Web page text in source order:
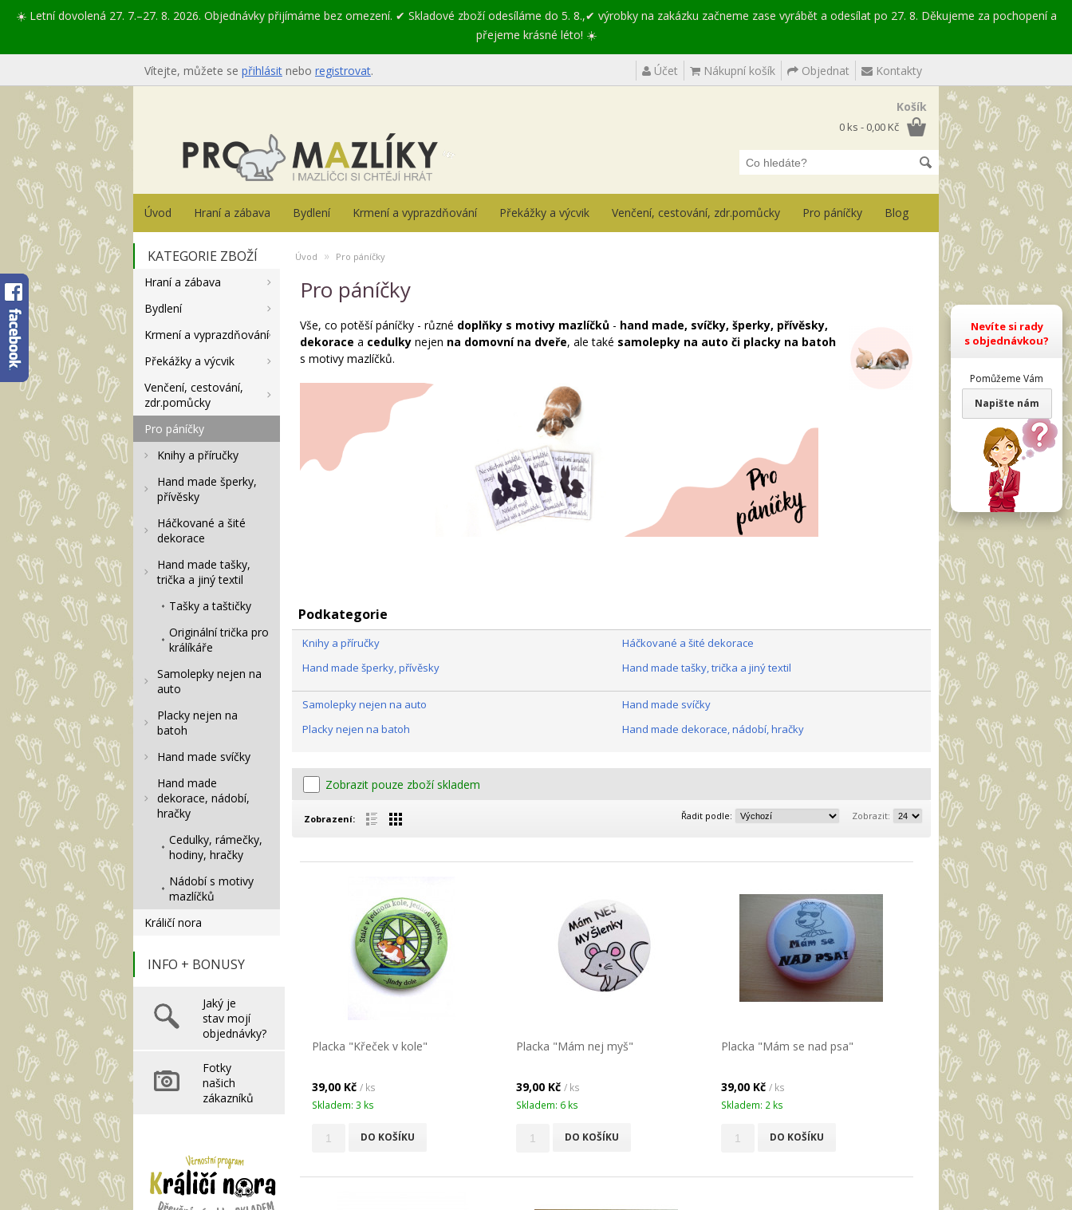
☀️ Letní dovolená 27. 7.–27. 8. 2026. Objednávky přijímáme bez omezení. ✔ Skladové zboží odesíláme do 5. 8.,✔ výrobky na zakázku začneme zase vyrábět a odesílat po 27. 8. Děkujeme za pochopení a
přejeme krásné léto! ☀️
Vítejte, můžete se přihlásit nebo registrovat. Účet Nákupní košík Objednat Kontakty
Košík
0 ks - 0,00 Kč
Úvod Hraní a zábava Bydlení Krmení a vyprazdňování Překážky a výcvik Venčení, cestování, zdr.pomůcky Pro páníčky Blog
KATEGORIE ZBOŽÍ
Hraní a zábava
Bydlení
Krmení a vyprazdňování
Překážky a výcvik
Venčení, cestování,
zdr.pomůcky
Pro páníčky
Knihy a příručky
Hand made šperky,
přívěsky
Háčkované a šité
dekorace
Hand made tašky,
trička a jiný textil
Tašky a taštičky
Originální trička pro
králíkáře
Samolepky nejen na
auto
Placky nejen na
batoh
Hand made svíčky
Hand made
dekorace, nádobí,
hračky
Cedulky, rámečky,
hodiny, hračky
Nádobí s motivy
mazlíčků
Králičí nora
INFO + BONUSY
Jaký je
stav mojí
objednávky?
Fotky
našich
zákazníků
Úvod » Pro páníčky
Pro páníčky
Vše, co potěší páníčky - různé doplňky s motivy mazlíčků - hand made, svíčky, šperky, přívěsky,
dekorace a cedulky nejen na domovní na dveře, ale také samolepky na auto či placky na batoh
s motivy mazlíčků.
Podkategorie
Knihy a příručky
Hand made šperky, přívěsky
Háčkované a šité dekorace
Hand made tašky, trička a jiný textil
Samolepky nejen na auto
Placky nejen na batoh
Hand made svíčky
Hand made dekorace, nádobí, hračky
Zobrazit pouze zboží skladem
Zobrazení: Zobrazit:
Řadit podle:
Placka "Křeček v kole"
39,00 Kč / ks
Skladem: 3 ks
DO KOŠÍKU
Placka "Mám nej myš"
39,00 Kč/ ks
Skladem: 6 ks
DO KOŠÍKU
Placka "Mám se nad psa"
39,00 Kč / ks
Skladem: 2 ks
DO KOŠÍKU
Nevíte si rady
s objednávkou?
Pomůžeme Vám
Napište nám